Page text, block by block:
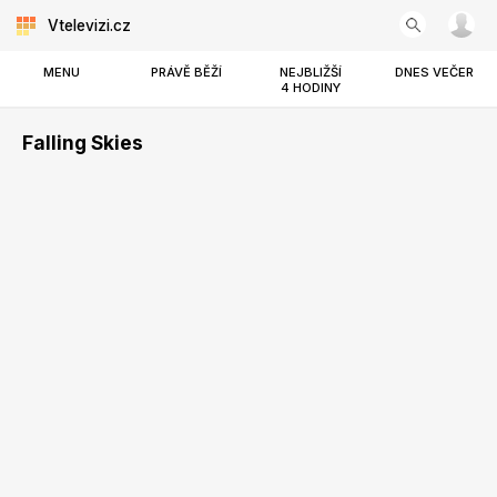
Vtelevizi.cz
MENU PRÁVĚ BĚŽÍ
NEJBLIŽŠÍ
4 HODINY
DNES VEČER
Falling Skies